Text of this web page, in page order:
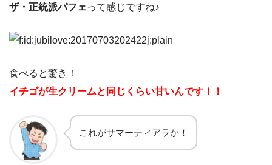
ザ・正統派パフェって感じですね♪
食べると驚き！
イチゴが生クリームと同じくらい甘いんです！！
これがサマーティアラか！